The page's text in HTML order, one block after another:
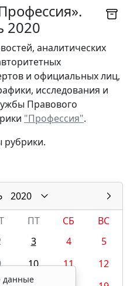
2020
аналитических
и официальных лиц,
исследования и
Правового
"Профессия".
рубрики.
2020
ПТ СБ
ВС
3 4
5
10 11
12
данные